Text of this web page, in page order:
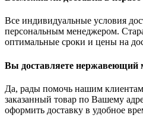
Все индивидуальные условия
персональным менеджером.
оптимальные сроки и цены на
Вы доставляете нержавеющий
Да, рады помочь нашим
заказанный товар по Вашему
оформить доставку в удобное